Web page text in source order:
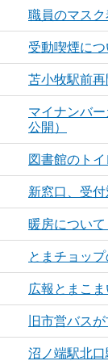
職員のマスク
受動喫煙につ
苫小牧駅前再
マイナンバ
公開）
図書館のト
新窓口、受
暖房について
とまチョッ
広報とまこ
旧市営バス
沼ノ端駅北口